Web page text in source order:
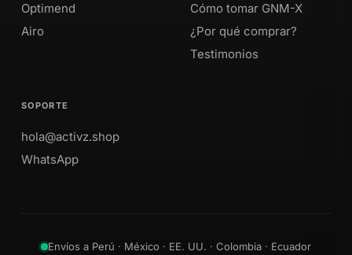
Optimend
Airo
Cómo tomar GNM-X
¿Por qué comprar?
Testimonios
SOPORTE
hola@activz.shop
WhatsApp
Envíos a Perú · México · EE. UU. · Colombia · Ecuador